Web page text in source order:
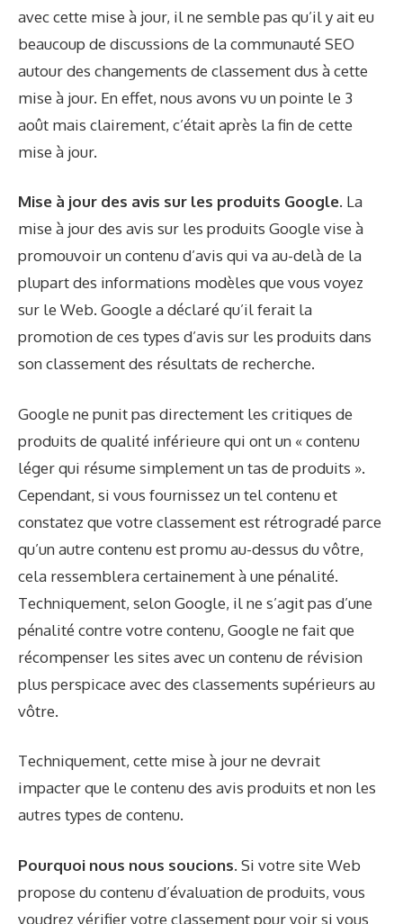
avec cette mise à jour, il ne semble pas qu’il y ait eu
beaucoup de discussions de la communauté SEO
autour des changements de classement dus à cette
mise à jour. En effet, nous avons vu unpointe le 3
août mais clairement, c’était après la fin de cette
mise à jour.
Mise à jour des avis sur les produits Google. La
mise à jour des avis sur les produits Google vise à
promouvoir un contenu d’avis qui va au-delà de la
plupart des informations modèles que vous voyez
sur le Web. Google a déclaré qu’il ferait la
promotion de ces types d’avis sur les produits dans
son classement des résultats de recherche.
Google ne punit pas directement les critiques de
produits de qualité inférieure qui ont un « contenu
léger qui résume simplement un tas de produits ».
Cependant, si vous fournissez un tel contenu et
constatez que votre classement est rétrogradé parce
qu’un autre contenu est promu au-dessus du vôtre,
cela ressemblera certainement à une pénalité.
Techniquement, selon Google, il ne s’agit pas d’une
pénalité contre votre contenu, Google ne fait que
récompenser les sites avec un contenu de révision
plus perspicace avec des classements supérieurs au
vôtre.
Techniquement, cette mise à jour ne devrait
impacter que le contenu des avis produits et non les
autres types de contenu.
Pourquoi nous nous soucions. Si votre site Web
propose du contenu d’évaluation de produits, vous
voudrez vérifier votre classement pour voir si vous